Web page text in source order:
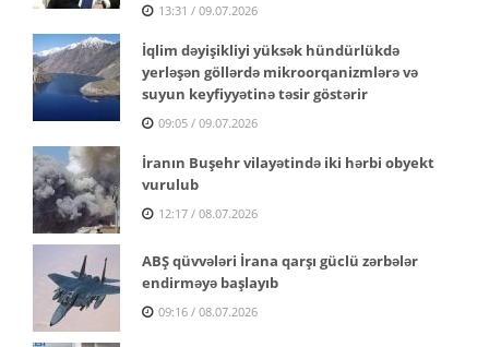
13:31 / 09.07.2026
İqlim dəyişikliyi yüksək hündürlükdə
yerləşən göllərdə mikroorqanizmlərə və
suyun keyfiyyətinə təsir göstərir
09:05 / 09.07.2026
İranın Buşehr vilayətində iki hərbi obyekt
vurulub
12:17 / 08.07.2026
ABŞ qüvvələri İrana qarşı güclü zərbələr
endirməyə başlayıb
09:16 / 08.07.2026